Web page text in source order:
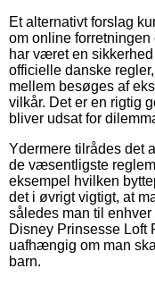
Et alternativt forslag
om online
har været en
officielle danske
mellem besøges af
vilkår. Det er en rigtig
bliver udsat for
Ydermere tilrådes det
de væsentligste
eksempel hvilken
det i øvrigt vigtigt, at
således man til
Disney Prinsesse Loft
uafhængig om man
barn.